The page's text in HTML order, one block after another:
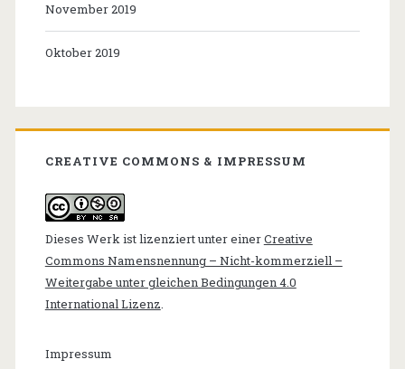
November 2019
Oktober 2019
CREATIVE COMMONS & IMPRESSUM
Dieses Werk ist lizenziert unter einerCreative
Commons Namensnennung – Nicht-kommerziell –
Weitergabe unter gleichen Bedingungen 4.0
International Lizenz.
Impressum